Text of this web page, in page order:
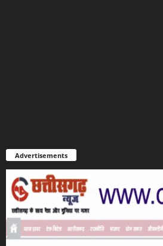
Advertisements